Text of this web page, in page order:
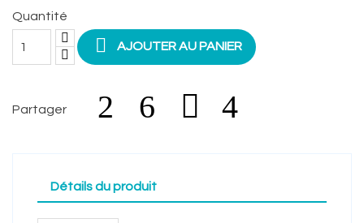
Quantité
 AJOUTER AU PANIER
Partager
Détails du produit